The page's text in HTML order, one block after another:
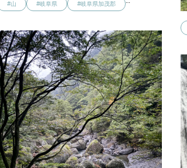
#山 #岐阜県 #岐阜県加茂郡